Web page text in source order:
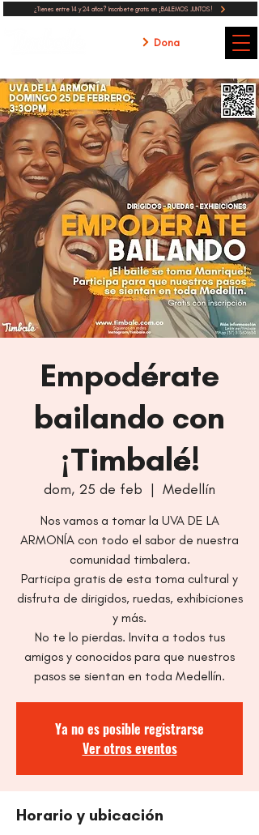
¿Tienes entre 14 y 24 años? Inscribete gratis en ¡BAILEMOS JUNTOS!
Dona
Empodérate
bailando con
¡Timbalé!
dom, 25 de feb
  |
Medellín
Nos vamos a tomar la UVA DE LA
ARMONÍA con todo el sabor de nuestra
comunidad timbalera.
Participa gratis de esta toma cultural y
disfruta de dirigidos, ruedas, exhibiciones
y más.
No te lo pierdas. Invita a todos tus
amigos y conocidos para que nuestros
pasos se sientan en toda Medellín.
Ya no es posible registrarse
Ver otros eventos
Horario y ubicación